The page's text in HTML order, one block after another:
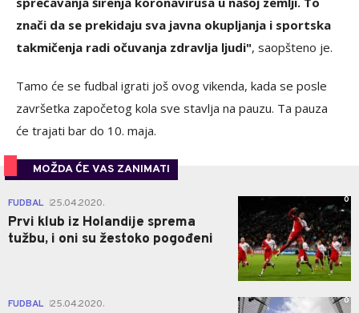
znači da se prekidaju sva javna okupljanja i sportska
takmičenja radi očuvanja zdravlja ljudi", saopšteno je.
Tamo će se fudbal igrati još ovog vikenda, kada se posle
završetka započetog kola sve stavlja na pauzu. Ta pauza
će trajati bar do 10. maja.
MOŽDA ĆE VAS ZANIMATI
FUDBAL 25.04.2020.
Prvi klub iz Holandije sprema
tužbu, i oni su žestoko pogođeni
0
FUDBAL 25.04.2020. 0